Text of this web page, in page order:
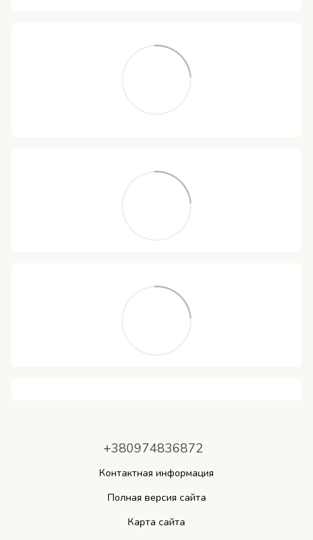
+380974836872
Контактная информация
Полная версия сайта
Карта сайта